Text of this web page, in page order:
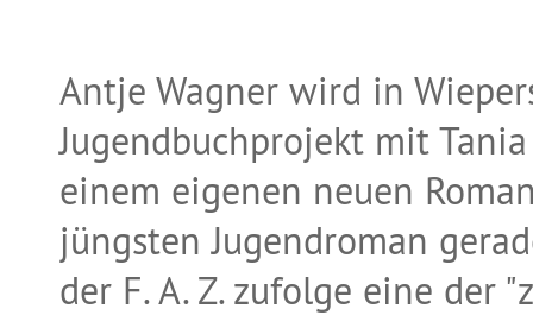
Antje Wagner wird in
Jugendbuchprojekt mit
einem eigenen neuen
jüngsten Jugendroman
der F. A. Z. zufolge eine der